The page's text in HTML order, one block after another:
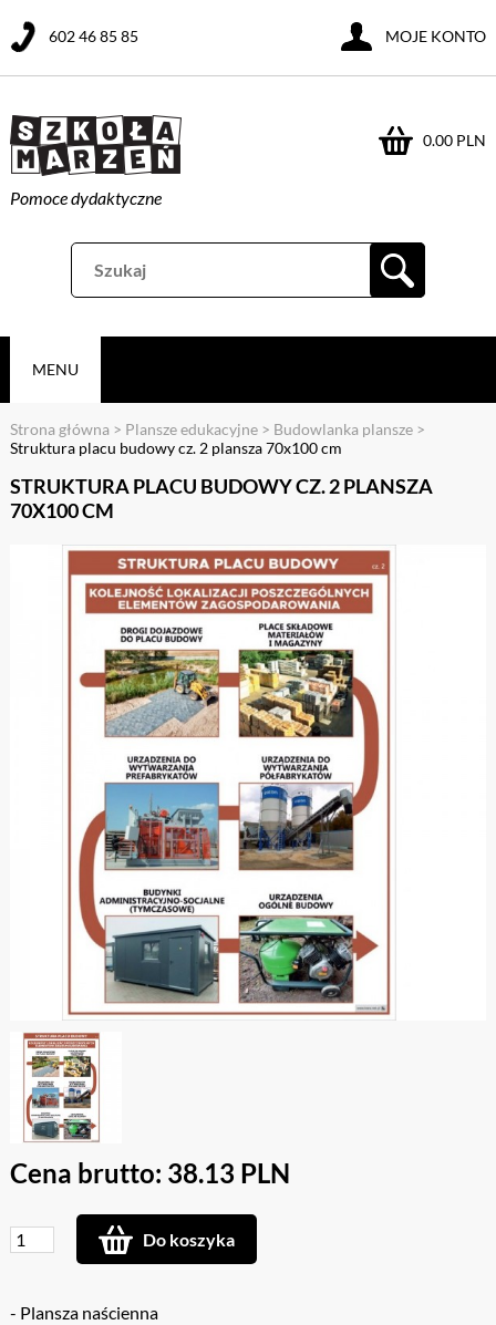
Pomoce dydaktyczne
0.00 PLN
602 46 85 85 MOJE KONTO
MENU
Strona główna > Plansze edukacyjne> Budowlanka plansze>
Struktura placu budowy cz. 2 plansza 70x100 cm
STRUKTURA PLACU BUDOWY CZ. 2 PLANSZA
70X100 CM
Cena brutto: 38.13 PLN
Do koszyka
- Plansza naścienna